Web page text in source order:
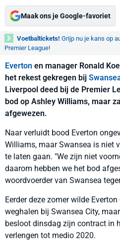
Maak ons je Google-favoriet
Voetbaltickets! Grijp nu je kans op
Premier League!
Everton en manager Ronald
het rekest gekregen bij
Liverpool deed bij de Premier
bod op Ashley Williams, maar
afgewezen.
Naar verluidt bood Everton
Williams, maar Swansea is niet
te laten gaan. "We zijn niet
daarom hebben we het bod
woordvoerder van Swansea
Eerder deze zomer wilde
weghalen bij Swansea City,
besloot dinsdag zijn contract in
verlengen tot medio 2020.